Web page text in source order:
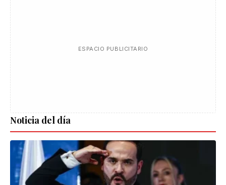
ESPACIO PUBLICITARIO
Noticia del día